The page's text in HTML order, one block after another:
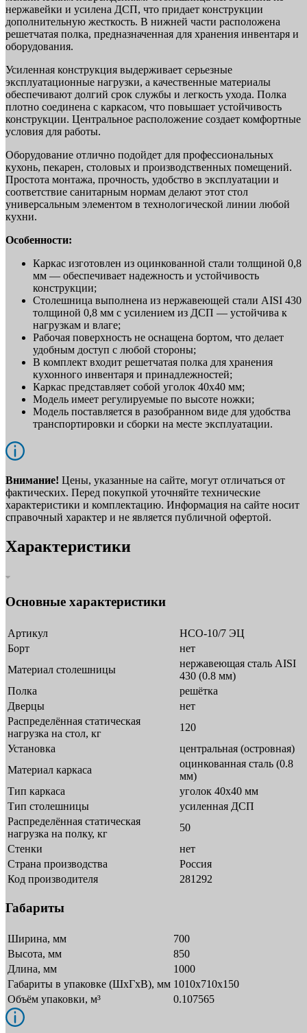
нержавейки и усилена ДСП, что придает конструкции
дополнительную жесткость. В нижней части расположена
решетчатая полка, предназначенная для хранения инвентаря и
оборудования.
Усиленная конструкция выдерживает серьезные
эксплуатационные нагрузки, а качественные материалы
обеспечивают долгий срок службы и легкость ухода. Полка
плотно соединена с каркасом, что повышает устойчивость
конструкции. Центральное расположение создает комфортные
условия для работы.
Оборудование отлично подойдет для профессиональных
кухонь, пекарен, столовых и производственных помещений.
Простота монтажа, прочность, удобство в эксплуатации и
соответствие санитарным нормам делают этот стол
универсальным элементом в технологической линии любой
кухни.
Особенности:
Каркас изготовлен из оцинкованной стали толщиной 0,8
мм — обеспечивает надежность и устойчивость
конструкции;
Столешница выполнена из нержавеющей стали AISI 430
толщиной 0,8 мм с усилением из ДСП — устойчива к
нагрузкам и влаге;
Рабочая поверхность не оснащена бортом, что делает
удобным доступ с любой стороны;
В комплект входит решетчатая полка для хранения
кухонного инвентаря и принадлежностей;
Каркас представляет собой уголок 40х40 мм;
Модель имеет регулируемые по высоте ножки;
Модель поставляется в разобранном виде для удобства
транспортировки и сборки на месте эксплуатации.
Внимание! Цены, указанные на сайте, могут отличаться от
фактических. Перед покупкой уточняйте технические
характеристики и комплектацию. Информация на сайте носит
справочный характер и не является публичной офертой.
Характеристики
Основные характеристики
Артикул
НСО-10/7 ЭЦ
Борт
нет
Материал столешницы
нержавеющая сталь AISI
430 (0.8 мм)
Полка
решётка
Дверцы
нет
Распределённая статическая
нагрузка на стол, кг
120
Установка
центральная (островная)
Материал каркаса
оцинкованная сталь (0.8
мм)
Тип каркаса
уголок 40х40 мм
Тип столешницы
усиленная ДСП
Распределённая статическая
нагрузка на полку, кг
50
Стенки
нет
Страна производства
Россия
Код производителя
281292
Габариты
Ширина, мм
700
Высота, мм
850
Длина, мм
1000
Габариты в упаковке (ШxГxВ), мм 1010х710х150
Объём упаковки, м³
0.107565